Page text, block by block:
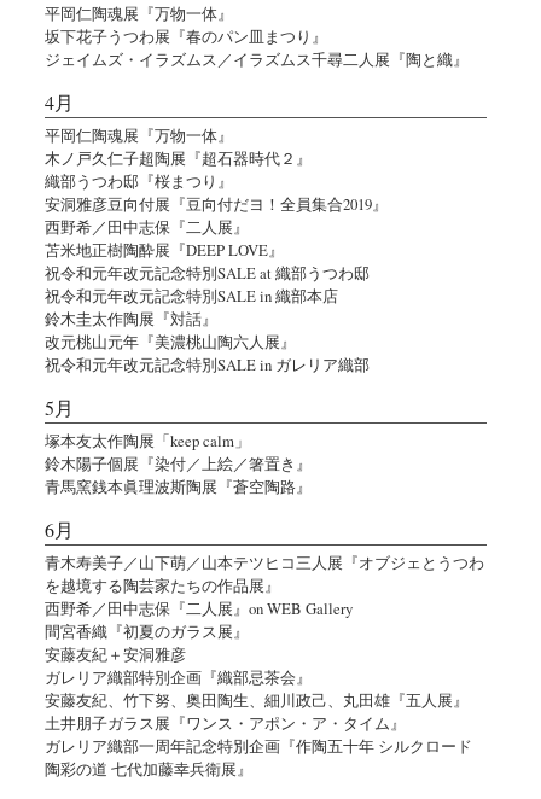
平岡仁陶魂展『万物一体』
坂下花子うつわ展『春のパン皿まつり』
ジェイムズ・イラズムス／イラズムス千尋二人展『陶と織』
4月
平岡仁陶魂展『万物一体』
木ノ戸久仁子超陶展『超石器時代２』
織部うつわ邸『桜まつり』
安洞雅彦豆向付展『豆向付だヨ！全員集合2019』
西野希／田中志保『二人展』
苫米地正樹陶酔展『DEEP LOVE』
祝令和元年改元記念特別SALE at 織部うつわ邸
祝令和元年改元記念特別SALE in 織部本店
鈴木圭太作陶展『対話』
改元桃山元年『美濃桃山陶六人展』
祝令和元年改元記念特別SALE in ガレリア織部
5月
塚本友太作陶展「keep calm」
鈴木陽子個展『染付／上絵／箸置き』
青馬窯銭本眞理波斯陶展『蒼空陶路』
6月
青木寿美子／山下萌／山本テツヒコ三人展『オブジェとうつわ
を越境する陶芸家たちの作品展』
西野希／田中志保『二人展』on WEB Gallery
間宮香織『初夏のガラス展』
安藤友紀＋安洞雅彦
ガレリア織部特別企画『織部忌茶会』
安藤友紀、竹下努、奥田陶生、細川政己、丸田雄『五人展』
土井朋子ガラス展『ワンス・アポン・ア・タイム』
ガレリア織部一周年記念特別企画『作陶五十年 シルクロード
陶彩の道 七代加藤幸兵衛展』